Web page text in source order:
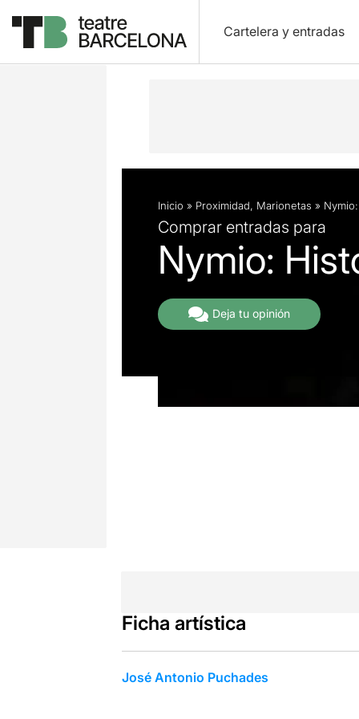
Cartelera y entradas
Descripción Ficha artística
Inicio » Proximidad, Marionetas »
Comprar entradas para
Nymio:
Deja tu opinión
Ficha artística
José Antonio Puchades